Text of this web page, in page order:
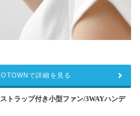
トラップ付き小型ファン/3WAYハンデ
で詳細を見る